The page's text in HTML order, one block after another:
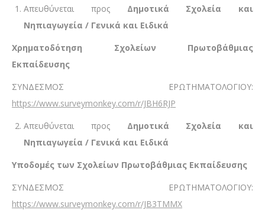
Απευθύνεται προς Δημοτικά Σχολεία και
Νηπιαγωγεία / Γενικά και Ειδικά
Χρηματοδότηση Σχολείων Πρωτοβάθμιας
Εκπαίδευσης
ΣΥΝΔΕΣΜΟΣ ΕΡΩΤΗΜΑΤΟΛΟΓΙΟΥ:
https://www.surveymonkey.com/r/JBH6RJP
Απευθύνεται προς Δημοτικά Σχολεία και
Νηπιαγωγεία / Γενικά και Ειδικά
Υποδομές των Σχολείων Πρωτοβάθμιας Εκπαίδευσης
ΣΥΝΔΕΣΜΟΣ ΕΡΩΤΗΜΑΤΟΛΟΓΙΟΥ:
https://www.surveymonkey.com/r/JB3TMMX